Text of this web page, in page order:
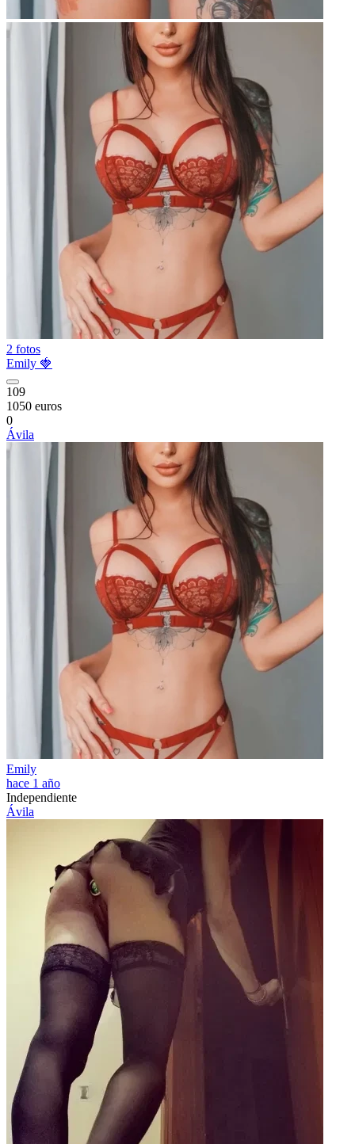
2 fotos
Emily 🍓
109
1050 euros
0
Ávila
Emily
hace 1 año
Independiente
Ávila